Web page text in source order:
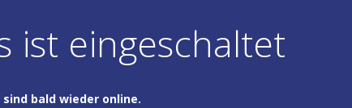
ist eingeschaltet
bald wieder online.